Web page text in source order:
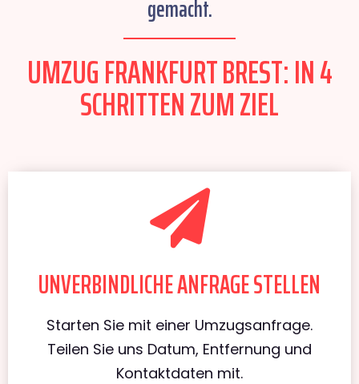
gemacht.
UMZUG FRANKFURT BREST: IN 4
SCHRITTEN ZUM ZIEL
UNVERBINDLICHE ANFRAGE STELLEN
Starten Sie mit einer Umzugsanfrage.
Teilen Sie uns Datum, Entfernung und
Kontaktdaten mit.